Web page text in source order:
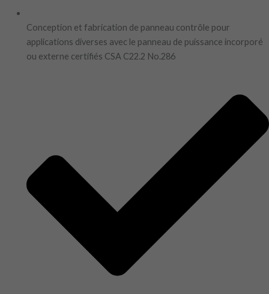
Conception et fabrication de panneau contrôle pour
applications diverses avec le panneau de puissance incorporé
ou externe certifiés CSA C22.2 No.286